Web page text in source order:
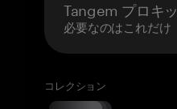
Tangem プロキ
必要なのはこれだけ
コレクション